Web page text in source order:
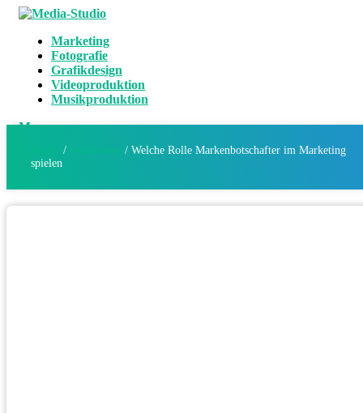
Marketing
Fotografie
Grafikdesign
Videoproduktion
Musikproduktion
Menu
/ / Welche Rolle Markenbotschafter im Marketing
spielen